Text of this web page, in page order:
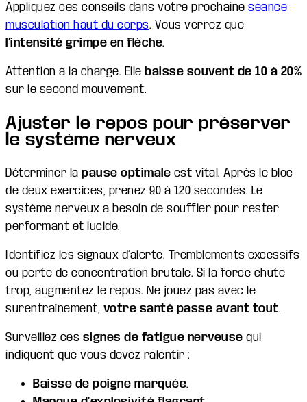
Appliquez ces conseils dans votre prochaine séance
musculation haut du corps. Vous verrez que
l’intensité grimpe en flèche.
Attention à la charge. Elle baisse souvent de 10 à 20%
sur le second mouvement.
Ajuster le repos pour préserver
le système nerveux
Déterminer la pause optimale est vital. Après le bloc
de deux exercices, prenez 90 à 120 secondes. Le
système nerveux a besoin de souffler pour rester
performant et lucide.
Identifiez les signaux d’alerte. Tremblements excessifs
ou perte de concentration brutale. Si la force chute
trop, augmentez le repos. Ne jouez pas avec le
surentraînement, votre santé passe avant tout.
Surveillez ces signes de fatigue nerveuse qui
indiquent que vous devez ralentir :
Baisse de poigne marquée.